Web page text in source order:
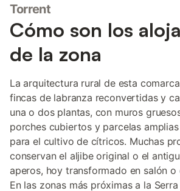
Torrent
Cómo son los
de la zona
La arquitectura rural de esta
fincas de labranza reconvertidas y
una o dos plantas, con muros
porches cubiertos y parcelas
para el cultivo de cítricos. Muchas
conservan el aljibe original o el
aperos, hoy transformado en salón o
En las zonas más próximas a la